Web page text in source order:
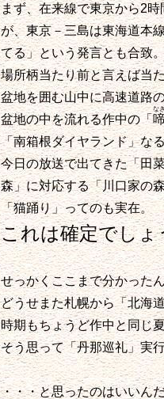
まず、在来線で東京から2
が、東京－三島は東海道本
てる」という発言とも合致
場所柄当たり前と言えば当
盆地を囲む山中に高速道路
盆地の中を流れる作中の「
な
「南箱根ダイヤランド」な
今日の放送で出てきた「田
森」に対応する「川口家の
「猫踊り」ってのも実在。
これは確定でしょ
せっかくここまで分かった
どうせまた札幌から「北海
時期もちょうど作中と同じ
そう思って「丹那巡礼」実
・・・と思ったのはいいん